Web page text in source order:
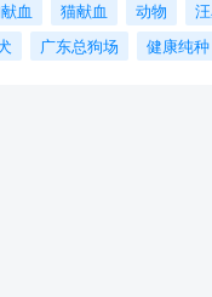
血 猫献血 动物
广东总狗场 健康纯种